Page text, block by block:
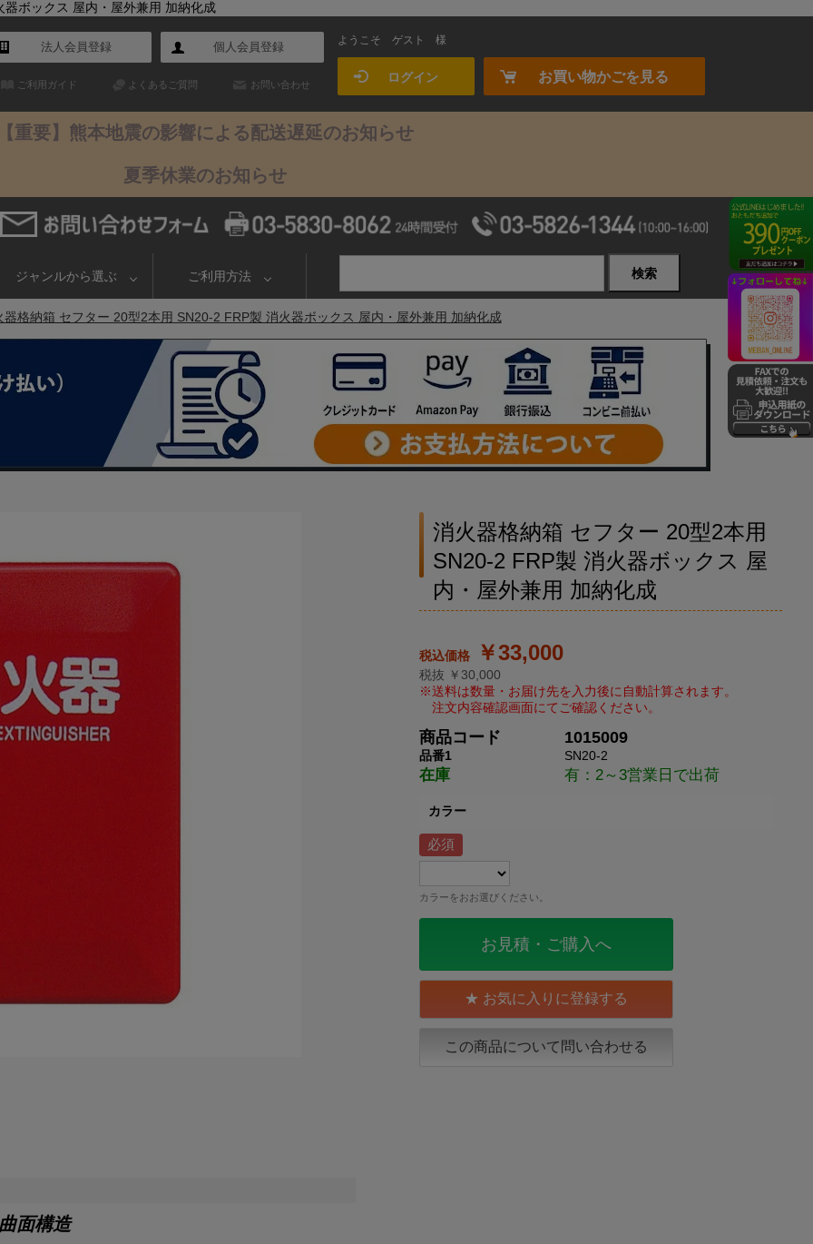
ボックス 屋内・屋外兼用 加納化成
法人会員登録 個人会員登録
ご利用ガイド よくあるご質問 お問い合わせ
ようこそ ゲスト 様
ログイン お買い物かごを見る
重要】熊本地震の影響による配送遅延のお知らせ
夏季休業のお知らせ
ジャンルから選ぶ ご利用方法 検索
器格納箱 セフター 20型2本用 SN20-2 FRP製 消火器ボックス 屋内・屋外兼用 加納化成
面構造
消火器格納箱 セフター 20型2本用
SN20-2 FRP製 消火器ボックス 屋
内・屋外兼用 加納化成
￥33,000
税抜 ￥30,000
商品コード 1015009
品番1 SN20-2
在庫 有：2～3営業日で出荷
カラー
カラーをおお選びください。
お見積・ご購入へ
この商品について問い合わせる
お気に入りに登録する